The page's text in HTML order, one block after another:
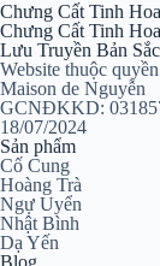
Chưng Cất Tinh
Chưng Cất Tinh
Lưu Truyền Bản Sắc
Website thuộc
Maison de Nguyễn
GCNĐKKD:
18/07/2024
Sản phẩm
Cố Cung
Hoàng Trà
Ngự Uyển
Nhật Bình
Dạ Yến
Blog